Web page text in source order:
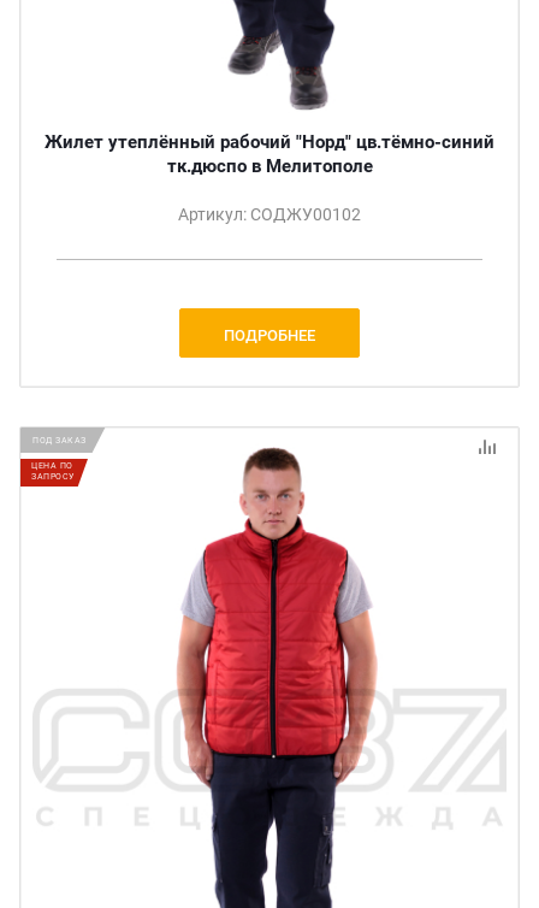
Жилет утеплённый рабочий "Норд" цв.тёмно-синий
тк.дюспо в Мелитополе
Артикул: СОДЖУ00102
ПОДРОБНЕЕ
ПОД ЗАКАЗ
ЦЕНА ПО
ЗАПРОСУ